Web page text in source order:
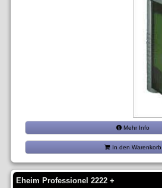
Mehr Info
In den Warenkorb
Eheim Professionel 2222 +